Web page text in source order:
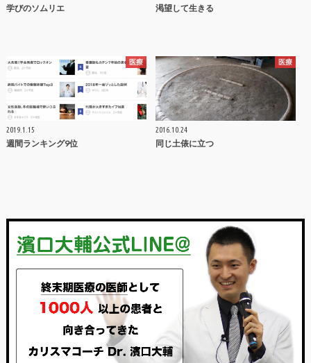
学びのソムリエ 渇望して生きる
医療
2019.1.15
週間ランキング9位
医療
2016.10.24
同じ土俵に立つ